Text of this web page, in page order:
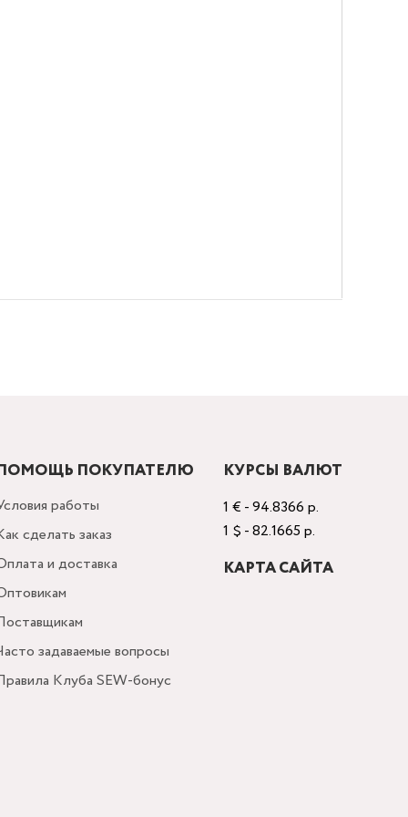
ПОКУПАТЕЛЮ
работы
сделать заказ
и доставка
задаваемые вопросы
Клуба SEW-бонус
КУРСЫ ВАЛЮТ
1 € - 94.8366 р.
1 $ - 82.1665 р.
КАРТА САЙТА